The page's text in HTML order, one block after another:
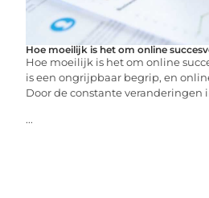
Hoe moeilijk is het om online
Hoe moeilijk is het om online
is een ongrijpbaar begrip, en
Door de constante veranderingen
...